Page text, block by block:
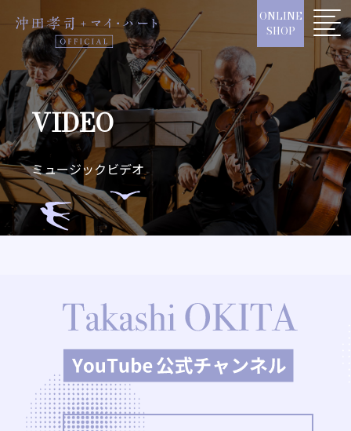
content
ONLINE
SHOP
VIDEO
ミュージックビデオ